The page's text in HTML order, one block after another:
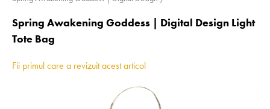
Spring Awakening Goddess | Digital Design Light
Tote Bag
Fii primul care a revizuit acest articol